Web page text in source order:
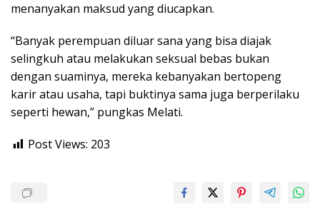
menanyakan maksud yang diucapkan.
“Banyak perempuan diluar sana yang bisa diajak
selingkuh atau melakukan seksual bebas bukan
dengan suaminya, mereka kebanyakan bertopeng
karir atau usaha, tapi buktinya sama juga berperilaku
seperti hewan,” pungkas Melati.
Post Views: 203